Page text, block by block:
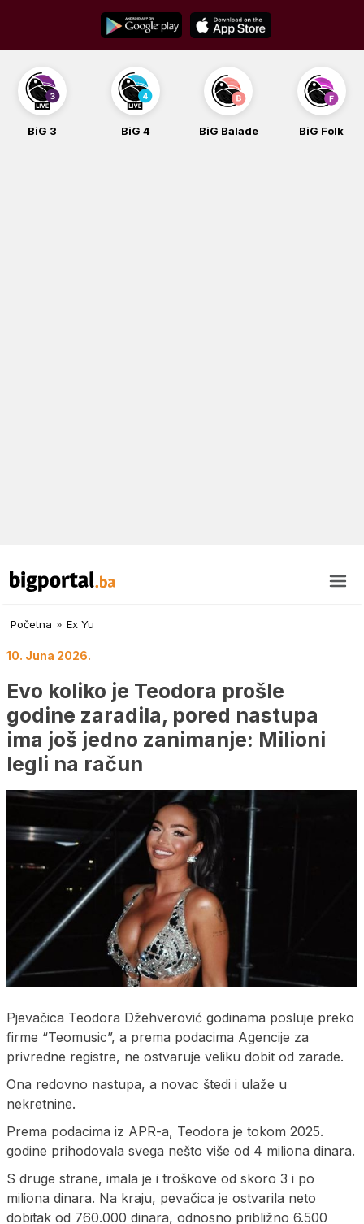
content
BiG 3 BiG 4 BiG Balade BiG Folk
Početna » Ex Yu
10. Juna 2026.
Evo koliko je Teodora prošle
godine zaradila, pored nastupa
ima još jedno zanimanje: Milioni
legli na račun
Pjevačica Teodora Džehverović godinama posluje preko
firme “Teomusic”, a prema podacima Agencije za
privredne registre, ne ostvaruje veliku dobit od zarade.
Ona redovno nastupa, a novac štedi i ulaže u
nekretnine.
Prema podacima iz APR-a, Teodora je tokom 2025.
godine prihodovala svega nešto više od 4 miliona dinara.
S druge strane, imala je i troškove od skoro 3 i po
miliona dinara. Na kraju, pevačica je ostvarila neto
dobitak od 760.000 dinara, odnosno približno 6.500